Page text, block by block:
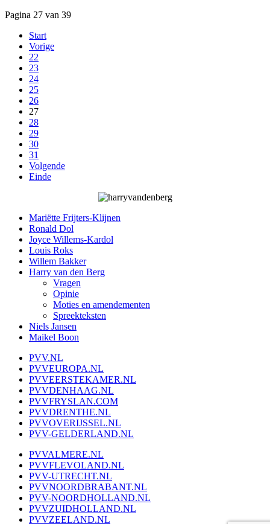
Pagina 27 van 39
Start
Vorige
22
23
24
25
26
27
28
29
30
31
Volgende
Einde
Mariëtte Frijters-Klijnen
Ronald Dol
Joyce Willems-Kardol
Louis Roks
Willem Bakker
Harry van den Berg
Vragen
Opinie
Moties en amendementen
Spreekteksten
Niels Jansen
Maikel Boon
PVV.NL
PVVEUROPA.NL
PVVEERSTEKAMER.NL
PVVDENHAAG.NL
PVVFRYSLAN.COM
PVVDRENTHE.NL
PVVOVERIJSSEL.NL
PVV-GELDERLAND.NL
PVVALMERE.NL
PVVFLEVOLAND.NL
PVV-UTRECHT.NL
PVVNOORDBRABANT.NL
PVV-NOORDHOLLAND.NL
PVVZUIDHOLLAND.NL
PVVZEELAND.NL